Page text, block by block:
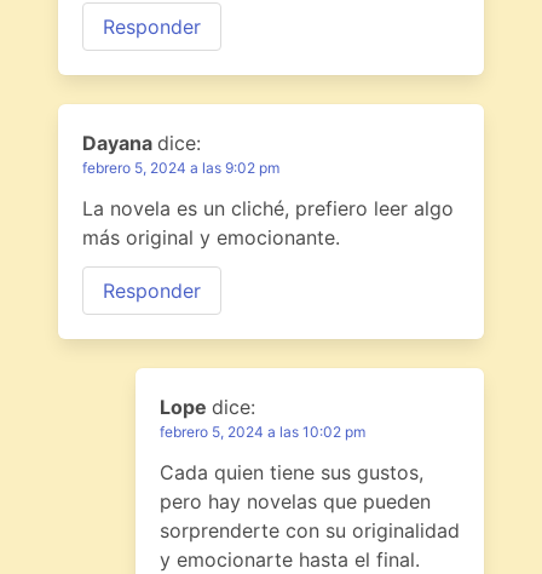
Responder
Dayana dice:
febrero 5, 2024 a las 9:02 pm
La novela es un cliché, prefiero leer algo
más original y emocionante.
Responder
Lope dice:
febrero 5, 2024 a las 10:02 pm
Cada quien tiene sus gustos,
pero hay novelas que pueden
sorprenderte con su originalidad
y emocionarte hasta el final.